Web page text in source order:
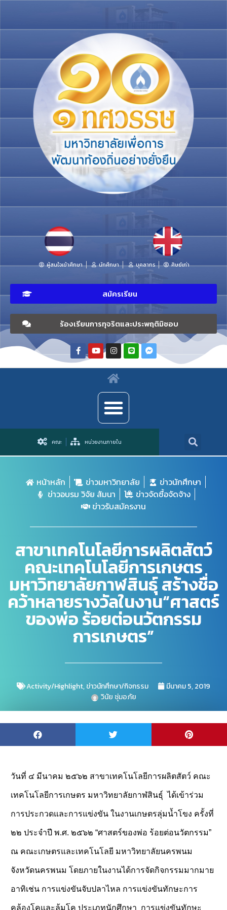
ผู้สนใจเข้าศึกษา นักศึกษา บุคลากร ศิษย์เก่า
สมัครเรียน
ร้องเรียนการทุจริตและประพฤติมิชอบ
คณะ หน่วยงานภายใน
หน้าหลัก ข่าวมหาวิทยาลัย
ข่าวนักศึกษา
ข่าวอบรม วิจัย สัมนา
ข่าวจัดซื้อจัดจ้าง
ข่าวรับสมัครงาน
สาขาเทคโนโลยีการผลิตสัตว์
คณะเทคโนโลยีการเกษตร
มหาวิทยาลัยกาฬสินธุ์ สร้างชื่อ
คว้าหลายรางวัลในงาน“ศาสตร์
ของพ่อ ร้อยต่อนวัตกรรม
การเกษตร”
Activity/Highlight,ข่าวนักศึกษา/กิจกรรม
มีนาคม 5, 2019
วินัย ชุ่มอภัย
วันที่ ๔ มีนาคม ๒๕๖๒ สาขาเทคโนโลยีการผลิตสัตว์ คณะ
เทคโนโลยีการเกษตร มหาวิทยาลัยกาฬสินธุ์ ได้เข้าร่วม
การประกวดและการแข่งขัน ในงานเกษตรลุ่มน้ำโขง ครั้งที่
๒๒ ประจำปี พ.ศ. ๒๕๖๒ “ศาสตร์ของพ่อ ร้อยต่อนวัตกรรม”
ณ คณะเกษตรและเทคโนโลยี มหาวิทยาลัยนครพนม
จังหวัดนครพนม โดยภายในงานได้การจัดกิจกรรมมากมาย
อาทิเช่น การแข่งขันจับปลาไหล การแข่งขันทักษะการ
คล้องโคและล้มโค ประเภทนักศึกษา การแข่งขันทักษะ